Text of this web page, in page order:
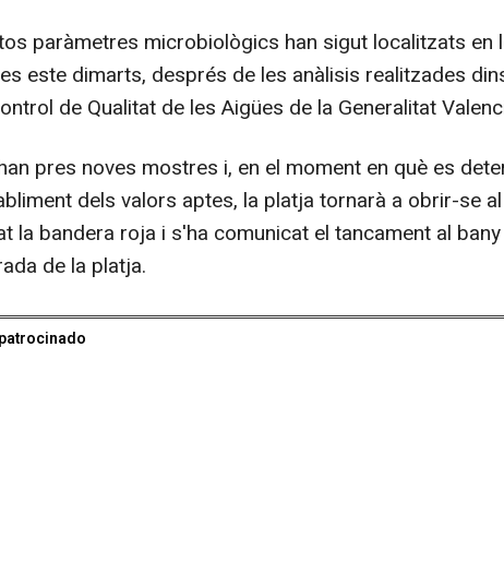
paràmetres microbiològics han sigut localitzats en
este dimarts, després de les anàlisis realitzades
de Qualitat de les Aigües de la Generalitat
pres noves mostres i, en el moment en què es
dels valors aptes, la platja tornarà a obrir-se al
la bandera roja i s'ha comunicat el tancament al
de la platja.